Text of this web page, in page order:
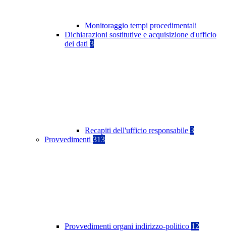
Monitoraggio tempi procedimentali
Dichiarazioni sostitutive e acquisizione d'ufficio
dei dati 3
Recapiti dell'ufficio responsabile 3
Provvedimenti 313
Provvedimenti organi indirizzo-politico 12